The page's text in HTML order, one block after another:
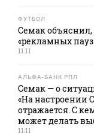
ФУТБОЛ
Семак
«рекламных
11:11
АЛЬФА-БАНК РПЛ
Семак — о
«На настроении
отражается. С
может делать
11:11